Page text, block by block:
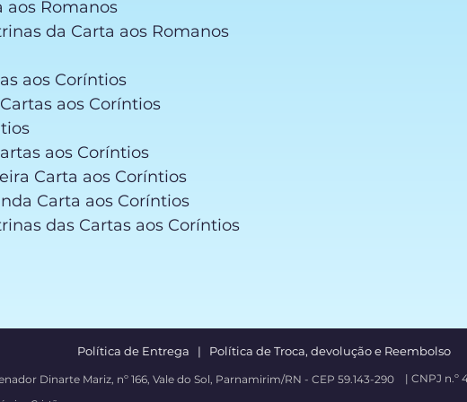
aos Romanos
da Carta aos Romanos
aos Coríntios
aos Coríntios
aos Coríntios
Carta aos Coríntios
Carta aos Coríntios
das Cartas aos Coríntios
Política de Entrega | Política de Troca, devolução e Reembolso
Dinarte Mariz, nº 166, Vale do Sol, Parnamirim/RN - CEP 59.143-290 | CNPJ n.º